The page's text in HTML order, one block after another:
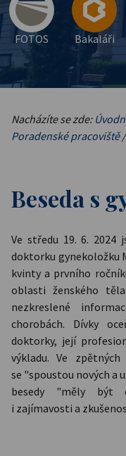
FOTOS Bakaláři
Nacházíte se zde:
Poradenské pracoviště
Beseda s
Ve středu 19. 6.
doktorku gynekoložku
kvinty a prvního
oblasti ženského
nezkreslené
chorobách. Dívky
doktorky, její
výkladu. Ve
se "spoustou nových a
besedy "měly být
i zajímavosti a